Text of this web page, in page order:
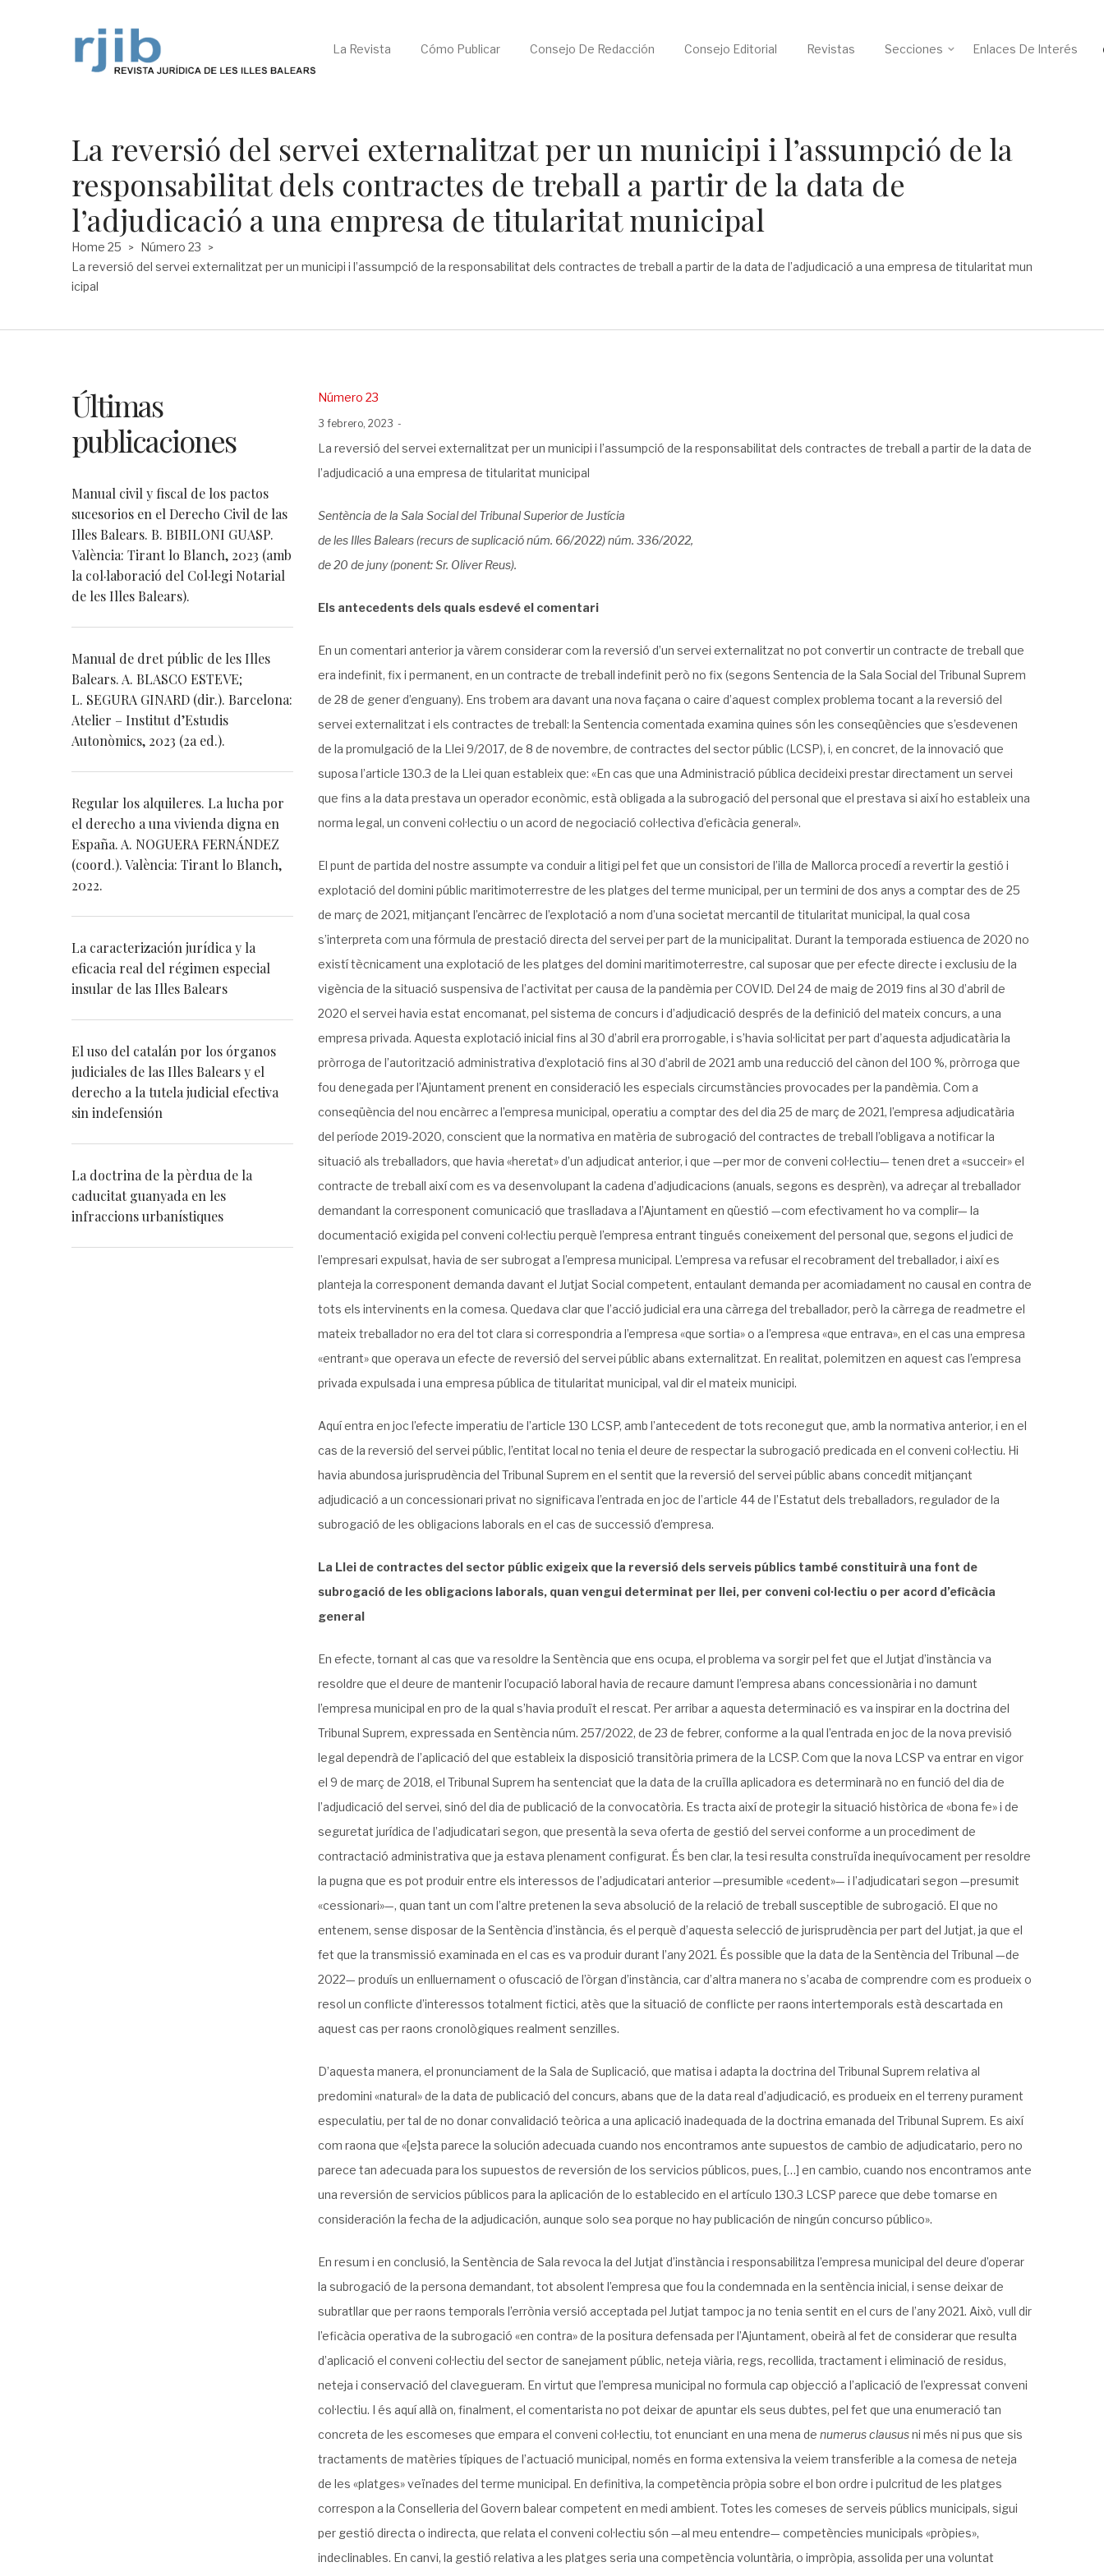
La Revista Cómo Publicar Consejo De Redacción Consejo Editorial Revistas Secciones Enlaces De Interés
La reversió del servei externalitzat per un municipi i l’assumpció de la
responsabilitat dels contractes de treball a partir de la data de
l’adjudicació a una empresa de titularitat municipal
Home 25 > Número 23 >
La reversió del servei externalitzat per un municipi i l’assumpció de la responsabilitat dels contractes de treball a partir de la data de l’adjudicació a una empresa de titularitat mun
icipal
Posted
in
Número 23
Posted
3 febrero, 2023
La reversió del servei externalitzat per un municipi i l’assumpció de la responsabilitat dels contractes de treball a partir de la data de
l’adjudicació a una empresa de titularitat municipal
Sentència de la Sala Social del Tribunal Superior de Justícia
de les Illes Balears (recurs de suplicació núm. 66/2022) núm. 336/2022,
de 20 de juny (ponent: Sr. Oliver Reus).
Els antecedents dels quals esdevé el comentari
En un comentari anterior ja vàrem considerar com la reversió d’un servei externalitzat no pot convertir un contracte de treball que
era indefinit, fix i permanent, en un contracte de treball indefinit però no fix (segons Sentencia de la Sala Social del Tribunal Suprem
de 28 de gener d’enguany). Ens trobem ara davant una nova façana o caire d’aquest complex problema tocant a la reversió del
servei externalitzat i els contractes de treball: la Sentencia comentada examina quines són les conseqüències que s’esdevenen
de la promulgació de la Llei 9/2017, de 8 de novembre, de contractes del sector públic (LCSP), i, en concret, de la innovació que
suposa l’article 130.3 de la Llei quan estableix que: «En cas que una Administració pública decideixi prestar directament un servei
que fins a la data prestava un operador econòmic, està obligada a la subrogació del personal que el prestava si així ho estableix una
norma legal, un conveni col·lectiu o un acord de negociació col·lectiva d’eficàcia general».
El punt de partida del nostre assumpte va conduir a litigi pel fet que un consistori de l’illa de Mallorca procedí a revertir la gestió i
explotació del domini públic maritimoterrestre de les platges del terme municipal, per un termini de dos anys a comptar des de 25
de març de 2021, mitjançant l’encàrrec de l’explotació a nom d’una societat mercantil de titularitat municipal, la qual cosa
s’interpreta com una fórmula de prestació directa del servei per part de la municipalitat. Durant la temporada estiuenca de 2020 no
existí tècnicament una explotació de les platges del domini maritimoterrestre, cal suposar que per efecte directe i exclusiu de la
vigència de la situació suspensiva de l’activitat per causa de la pandèmia per COVID. Del 24 de maig de 2019 fins al 30 d’abril de
2020 el servei havia estat encomanat, pel sistema de concurs i d’adjudicació després de la definició del mateix concurs, a una
empresa privada. Aquesta explotació inicial fins al 30 d’abril era prorrogable, i s’havia sol·licitat per part d’aquesta adjudicatària la
pròrroga de l’autorització administrativa d’explotació fins al 30 d’abril de 2021 amb una reducció del cànon del 100 %, pròrroga que
fou denegada per l’Ajuntament prenent en consideració les especials circumstàncies provocades per la pandèmia. Com a
conseqüència del nou encàrrec a l’empresa municipal, operatiu a comptar des del dia 25 de març de 2021, l’empresa adjudicatària
del període 2019-2020, conscient que la normativa en matèria de subrogació del contractes de treball l’obligava a notificar la
situació als treballadors, que havia «heretat» d’un adjudicat anterior, i que —per mor de conveni col·lectiu— tenen dret a «succeir» el
contracte de treball així com es va desenvolupant la cadena d’adjudicacions (anuals, segons es desprèn), va adreçar al treballador
demandant la corresponent comunicació que traslladava a l’Ajuntament en qüestió —com efectivament ho va complir— la
documentació exigida pel conveni col·lectiu perquè l’empresa entrant tingués coneixement del personal que, segons el judici de
l’empresari expulsat, havia de ser subrogat a l’empresa municipal. L’empresa va refusar el recobrament del treballador, i així es
planteja la corresponent demanda davant el Jutjat Social competent, entaulant demanda per acomiadament no causal en contra de
tots els intervinents en la comesa. Quedava clar que l’acció judicial era una càrrega del treballador, però la càrrega de readmetre el
mateix treballador no era del tot clara si correspondria a l’empresa «que sortia» o a l’empresa «que entrava», en el cas una empresa
«entrant» que operava un efecte de reversió del servei públic abans externalitzat. En realitat, polemitzen en aquest cas l’empresa
privada expulsada i una empresa pública de titularitat municipal, val dir el mateix municipi.
Aquí entra en joc l’efecte imperatiu de l’article 130 LCSP, amb l’antecedent de tots reconegut que, amb la normativa anterior, i en el
cas de la reversió del servei públic, l’entitat local no tenia el deure de respectar la subrogació predicada en el conveni col·lectiu. Hi
havia abundosa jurisprudència del Tribunal Suprem en el sentit que la reversió del servei públic abans concedit mitjançant
adjudicació a un concessionari privat no significava l’entrada en joc de l’article 44 de l’Estatut dels treballadors, regulador de la
subrogació de les obligacions laborals en el cas de successió d’empresa.
La Llei de contractes del sector públic exigeix que la reversió dels serveis públics també constituirà una font de
subrogació de les obligacions laborals, quan vengui determinat per llei, per conveni col·lectiu o per acord d’eficàcia
general
En efecte, tornant al cas que va resoldre la Sentència que ens ocupa, el problema va sorgir pel fet que el Jutjat d’instància va
resoldre que el deure de mantenir l’ocupació laboral havia de recaure damunt l’empresa abans concessionària i no damunt
l’empresa municipal en pro de la qual s’havia produït el rescat. Per arribar a aquesta determinació es va inspirar en la doctrina del
Tribunal Suprem, expressada en Sentència núm. 257/2022, de 23 de febrer, conforme a la qual l’entrada en joc de la nova previsió
legal dependrà de l’aplicació del que estableix la disposició transitòria primera de la LCSP. Com que la nova LCSP va entrar en vigor
el 9 de març de 2018, el Tribunal Suprem ha sentenciat que la data de la cruïlla aplicadora es determinarà no en funció del dia de
l’adjudicació del servei, sinó del dia de publicació de la convocatòria. Es tracta així de protegir la situació històrica de «bona fe» i de
seguretat jurídica de l’adjudicatari segon, que presentà la seva oferta de gestió del servei conforme a un procediment de
contractació administrativa que ja estava plenament configurat. És ben clar, la tesi resulta construïda inequívocament per resoldre
la pugna que es pot produir entre els interessos de l’adjudicatari anterior —presumible «cedent»— i l’adjudicatari segon —presumit
«cessionari»—, quan tant un com l’altre pretenen la seva absolució de la relació de treball susceptible de subrogació. El que no
entenem, sense disposar de la Sentència d’instància, és el perquè d’aquesta selecció de jurisprudència per part del Jutjat, ja que el
fet que la transmissió examinada en el cas es va produir durant l’any 2021. És possible que la data de la Sentència del Tribunal —de
2022— produís un enlluernament o ofuscació de l’òrgan d’instància, car d’altra manera no s’acaba de comprendre com es produeix o
resol un conflicte d’interessos totalment fictici, atès que la situació de conflicte per raons intertemporals està descartada en
aquest cas per raons cronològiques realment senzilles.
D’aquesta manera, el pronunciament de la Sala de Suplicació, que matisa i adapta la doctrina del Tribunal Suprem relativa al
predomini «natural» de la data de publicació del concurs, abans que de la data real d’adjudicació, es produeix en el terreny purament
especulatiu, per tal de no donar convalidació teòrica a una aplicació inadequada de la doctrina emanada del Tribunal Suprem. Es així
com raona que «[e]sta parece la solución adecuada cuando nos encontramos ante supuestos de cambio de adjudicatario, pero no
parece tan adecuada para los supuestos de reversión de los servicios públicos, pues, […] en cambio, cuando nos encontramos ante
una reversión de servicios públicos para la aplicación de lo establecido en el artículo 130.3 LCSP parece que debe tomarse en
consideración la fecha de la adjudicación, aunque solo sea porque no hay publicación de ningún concurso público».
En resum i en conclusió, la Sentència de Sala revoca la del Jutjat d’instància i responsabilitza l’empresa municipal del deure d’operar
la subrogació de la persona demandant, tot absolent l’empresa que fou la condemnada en la sentència inicial, i sense deixar de
subratllar que per raons temporals l’errònia versió acceptada pel Jutjat tampoc ja no tenia sentit en el curs de l’any 2021. Això, vull dir
l’eficàcia operativa de la subrogació «en contra» de la positura defensada per l’Ajuntament, obeirà al fet de considerar que resulta
d’aplicació el conveni col·lectiu del sector de sanejament públic, neteja viària, regs, recollida, tractament i eliminació de residus,
neteja i conservació del clavegueram. En virtut que l’empresa municipal no formula cap objecció a l’aplicació de l’expressat conveni
col·lectiu. I és aquí allà on, finalment, el comentarista no pot deixar de apuntar els seus dubtes, pel fet que una enumeració tan
concreta de les escomeses que empara el conveni col·lectiu, tot enunciant en una mena de numerus claususni més ni pus que sis
tractaments de matèries típiques de l’actuació municipal, només en forma extensiva la veiem transferible a la comesa de neteja
de les «platges» veïnades del terme municipal. En definitiva, la competència pròpia sobre el bon ordre i pulcritud de les platges
correspon a la Conselleria del Govern balear competent en medi ambient. Totes les comeses de serveis públics municipals, sigui
per gestió directa o indirecta, que relata el conveni col·lectiu són —al meu entendre— competències municipals «pròpies»,
indeclinables. En canvi, la gestió relativa a les platges seria una competència voluntària, o impròpia, assolida per una voluntat
Últimas
publicaciones
Manual civil y fiscal de los pactos
sucesorios en el Derecho Civil de las
Illes Balears. B. BIBILONI GUASP.
València: Tirant lo Blanch, 2023 (amb
la col·laboració del Col·legi Notarial
de les Illes Balears).
Manual de dret públic de les Illes
Balears. A. BLASCO ESTEVE;
L. SEGURA GINARD (dir.). Barcelona:
Atelier – Institut d’Estudis
Autonòmics, 2023 (2a ed.).
Regular los alquileres. La lucha por
el derecho a una vivienda digna en
España. A. NOGUERA FERNÁNDEZ
(coord.). València: Tirant lo Blanch,
2022.
La caracterización jurídica y la
eficacia real del régimen especial
insular de las Illes Balears
El uso del catalán por los órganos
judiciales de las Illes Balears y el
derecho a la tutela judicial efectiva
sin indefensión
La doctrina de la pèrdua de la
caducitat guanyada en les
infraccions urbanístiques